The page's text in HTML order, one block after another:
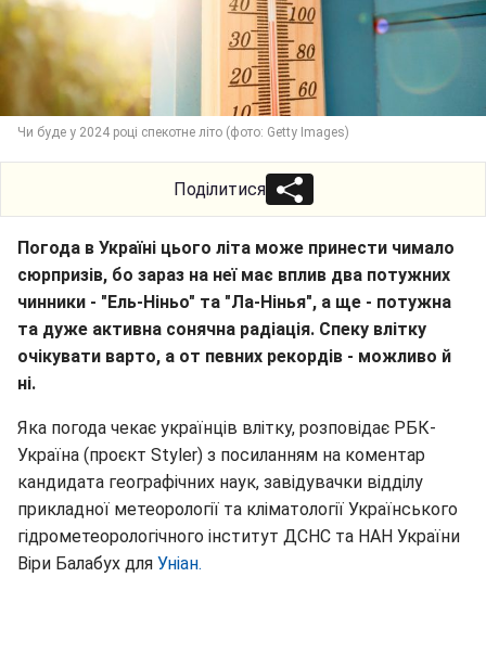
Чи буде у 2024 році спекотне літо (фото: Getty Images)
Поділитися
Погода в Україні цього літа може принести чимало
сюрпризів, бо зараз на неї має вплив два потужних
чинники - "Ель-Ніньо" та "Ла-Нінья", а ще - потужна
та дуже активна сонячна радіація. Спеку влітку
очікувати варто, а от певних рекордів - можливо й
ні.
Яка погода чекає українців влітку, розповідає РБК-
Україна (проєкт Styler) з посиланням на коментар
кандидата географічних наук, завідувачки відділу
прикладної метеорології та кліматології Українського
гідрометеорологічного інститут ДСНС та НАН України
Віри Балабух для Уніан.